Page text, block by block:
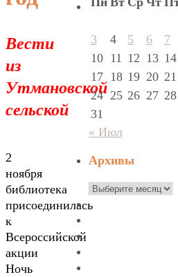
Вести
из
Утмановской
сельской
2
ноября
библиотека
присоединилась
к
Всероссийской
акции
Ночь
3
4 5 6 7
10 11 12 13 14
17 18 19 20 21
24 25 26 27 28
31
« Июл
Архивы
Архивы